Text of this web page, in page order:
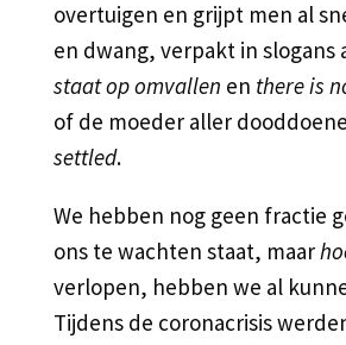
overtuigen en grijpt men al
en dwang, verpakt in slogans
staat op omvallen en there is
of de moeder aller
settled.
We hebben nog geen fractie
ons te wachten staat, maar
verlopen, hebben we al
Tijdens de coronacrisis